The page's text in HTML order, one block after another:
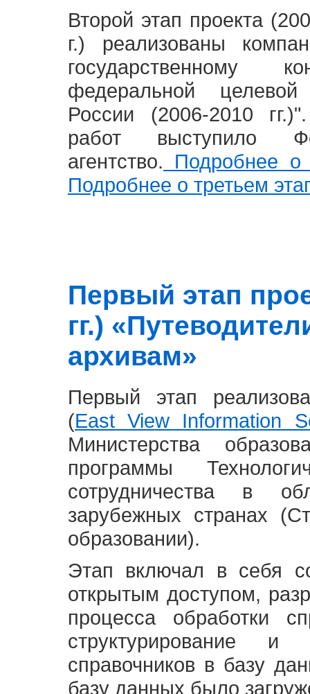
Второй этап проекта
г.) реализованы
государственному
федеральной
России (2006-2010
работ выступило
агентство. Подробнее о
Подробнее о третьем
Первый этап
гг.)
архивам»
Первый этап
(East View Information
Министерства
программы
сотрудничества в
зарубежных странах
образовании).
Этап включал в себя
открытым доступом,
процесса обработки
структурирование и
справочников в базу
базу данных было